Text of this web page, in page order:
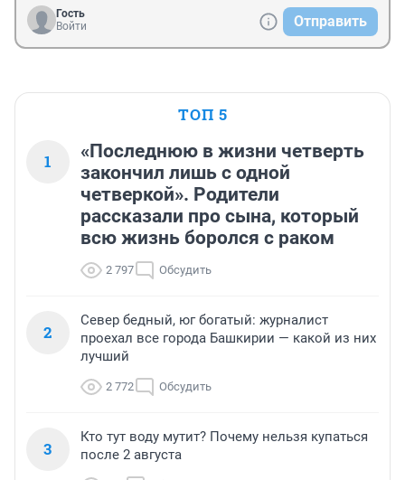
Гость
Войти
Отправить
ТОП 5
1
«Последнюю в жизни четверть
закончил лишь с одной
четверкой». Родители
рассказали про сына, который
всю жизнь боролся с раком
2 797 Обсудить
2
Север бедный, юг богатый: журналист
проехал все города Башкирии — какой из них
лучший
2 772 Обсудить
3
Кто тут воду мутит? Почему нельзя купаться
после 2 августа